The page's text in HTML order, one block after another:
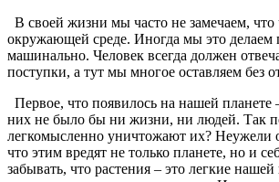
В своей жизни мы часто не замечаем,
окружающей среде. Иногда мы это делаем
машинально. Человек всегда должен
поступки, а тут мы многое оставляем без
Первое, что появилось на нашей планете
них не было бы ни жизни, ни людей. Так
легкомысленно уничтожают их? Неужели
что этим вредят не только планете, но и
забывать, что растения – это легкие